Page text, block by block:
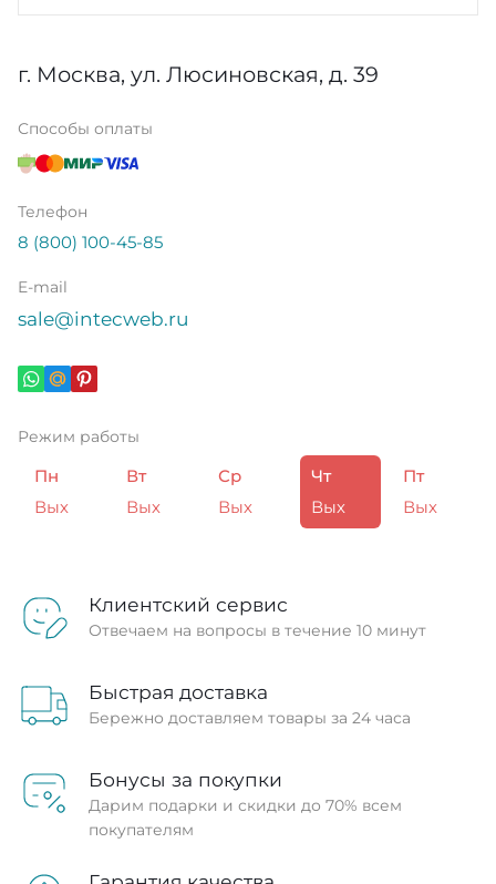
г. Москва, ул. Люсиновская, д. 39
Способы оплаты
Телефон
8 (800) 100-45-85
E-mail
sale@intecweb.ru
Режим работы
Пн
Вых
Вт
Вых
Ср
Вых
Чт
Вых
Пт
Вых
Клиентский сервис
Отвечаем на вопросы в течение 10 минут
Быстрая доставка
Бережно доставляем товары за 24 часа
Бонусы за покупки
Дарим подарки и скидки до 70% всем
покупателям